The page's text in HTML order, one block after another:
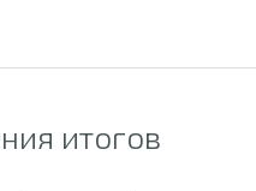
итогов